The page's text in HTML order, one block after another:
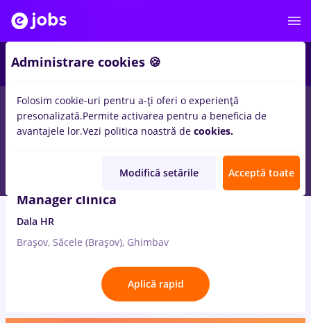
loc de muncamanagerinAchizitii, Medicina / Sanatate
Manager clinica
Dala HR
Brașov, Săcele (Brașov), Ghimbav
Aplică rapid
Administrare cookies 🍪
Folosim cookie-uri pentru a-ți oferi o experiență
presonalizată.Permite activarea pentru a beneficia de
avantajele lor.Vezi politica noastră de cookies.
Modifică setările Acceptă toate